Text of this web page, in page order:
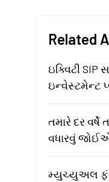
Related
ઇક્વિટી SIP
ઇન્વેસ્ટમેન્ટ
તમારે દર
વધારવું
મ્યુચ્યુઅલ ફંડ